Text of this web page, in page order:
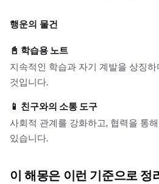
행운의 물건
📓 학습용 노트
지속적인 학습과 자기 계발을 상징
것입니다.
📱 친구와의 소통 도구
사회적 관계를 강화하고, 협력을 통
있습니다.
이 해몽은 이런 기준으로 정